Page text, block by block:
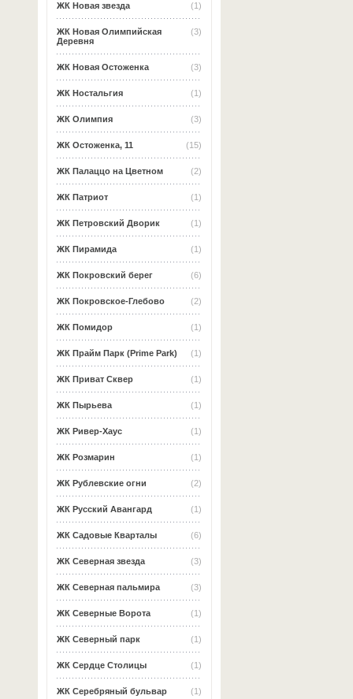
(1)
ЖК Новая звезда
(3)
ЖК Новая Олимпийская
Деревня
(3)
ЖК Новая Остоженка
(1)
ЖК Ностальгия
(3)
ЖК Олимпия
(15)
ЖК Остоженка, 11
(2)
ЖК Палаццо на Цветном
(1)
ЖК Патриот
(1)
ЖК Петровский Дворик
(1)
ЖК Пирамида
(6)
ЖК Покровский берег
(2)
ЖК Покровское-Глебово
(1)
ЖК Помидор
(1)
ЖК Прайм Парк (Prime Park)
(1)
ЖК Приват Сквер
(1)
ЖК Пырьева
(1)
ЖК Ривер-Хаус
(1)
ЖК Розмарин
(2)
ЖК Рублевские огни
(1)
ЖК Русский Авангард
(6)
ЖК Садовые Кварталы
(3)
ЖК Северная звезда
(3)
ЖК Северная пальмира
(1)
ЖК Северные Ворота
(1)
ЖК Северный парк
(1)
ЖК Сердце Столицы
(1)
ЖК Серебряный бульвар